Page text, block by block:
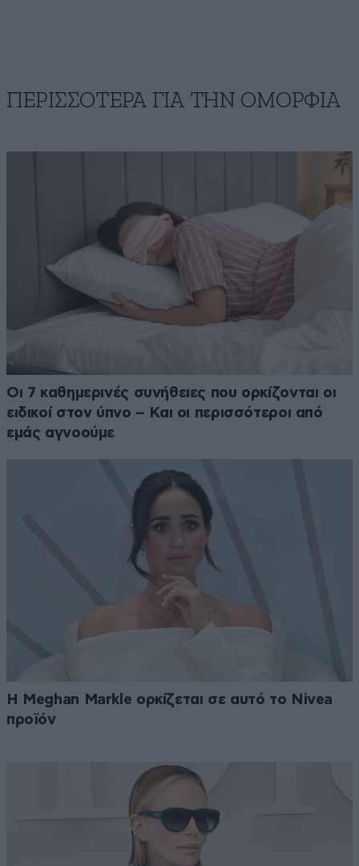
ΠΕΡΙΣΣΟΤΕΡΑ ΓΙΑ ΤΗΝ ΟΜΟΡΦΙΑ
Οι 7 καθημερινές συνήθειες που ορκίζονται οι
ειδικοί στον ύπνο – Και οι περισσότεροι από
εμάς αγνοούμε
Η Meghan Markle ορκίζεται σε αυτό το Nivea
προϊόν